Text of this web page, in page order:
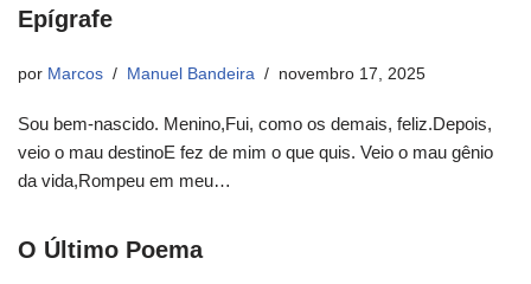
Epígrafe
por Marcos Manuel Bandeira novembro 17, 2025
Sou bem-nascido. Menino,Fui, como os demais, feliz.Depois,
veio o mau destinoE fez de mim o que quis. Veio o mau gênio
da vida,Rompeu em meu…
O Último Poema